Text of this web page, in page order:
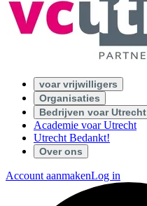
voar vrijwilligers
Organisaties
Bedrijven voar Utrecht
Academie voar Utrecht
Utrecht Bedankt!
Over ons
Account aanmakenLog in